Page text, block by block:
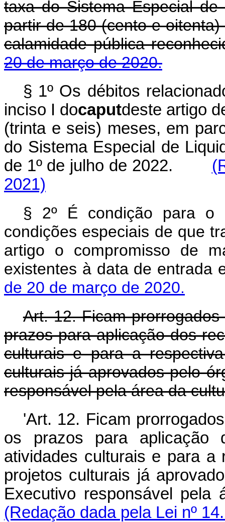
taxa do Sistema Especial
partir de 180 (cento e
calamidade pública
20 de março de 2020.
§ 1º Os débitos
inciso I docaputdeste artigo
(trinta e seis) meses, em
do Sistema Especial de
de 1º de julho de 2022.
2021)
§ 2º É condição para o
condições especiais de que
artigo o compromisso de
existentes à data de entrada
de 20 de março de 2020.
Art. 12. Ficam
prazos para aplicação dos
culturais e para a
culturais já aprovados pelo
responsável pela área da
'Art. 12. Ficam
os prazos para aplicação
atividades culturais e para a
projetos culturais já
Executivo responsável pela
(Redação dada pela Lei nº